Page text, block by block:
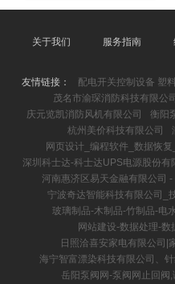
关于我们 服务指南
友情链接：
配电开关控制设备 塑
茂名市渝琛消防科技有限公司
庆元览凯消防风机有限公司
衡阳
杭州美价科技有限公司
网页设计_编程软件_数据恢
深圳科士达-科士达UPS电源股份有
河南惠济区易天金融有限公司 -
宁波奇达智能科技有限公司_
玻璃制品-木制品-竹制品-电
网站建设-数据处理-数
日照洽喜安家电有限公司|
海宁智富漂染科技有限公司、
岳阳泵阀网-泵阀网止回阀